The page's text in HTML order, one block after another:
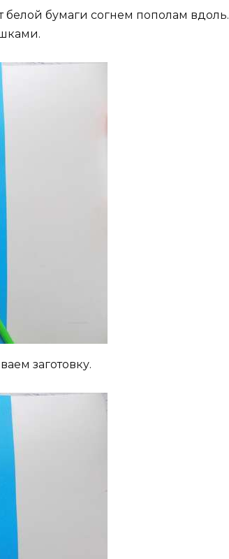
белой бумаги согнем пополам вдоль.
заготовку.